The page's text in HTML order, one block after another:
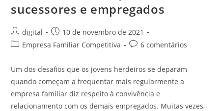
sucessores e empregados
digital
10 de novembro de 2021
Empresa Familiar Competitiva
6 comentários
Um dos desafios que os jovens herdeiros se deparam
quando começam a frequentar mais regularmente a
empresa familiar diz respeito à convivência e
relacionamento com os demais empregados. Muitas vezes,